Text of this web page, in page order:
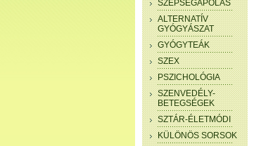
SZÉPSÉGÁPOLÁS
ALTERNATÍV
GYÓGYÁSZAT
GYÓGYTEÁK
SZEX
PSZICHOLÓGIA
SZENVEDÉLY-
BETEGSÉGEK
SZTÁR-ÉLETMÓDI
KÜLÖNÖS SORSOK